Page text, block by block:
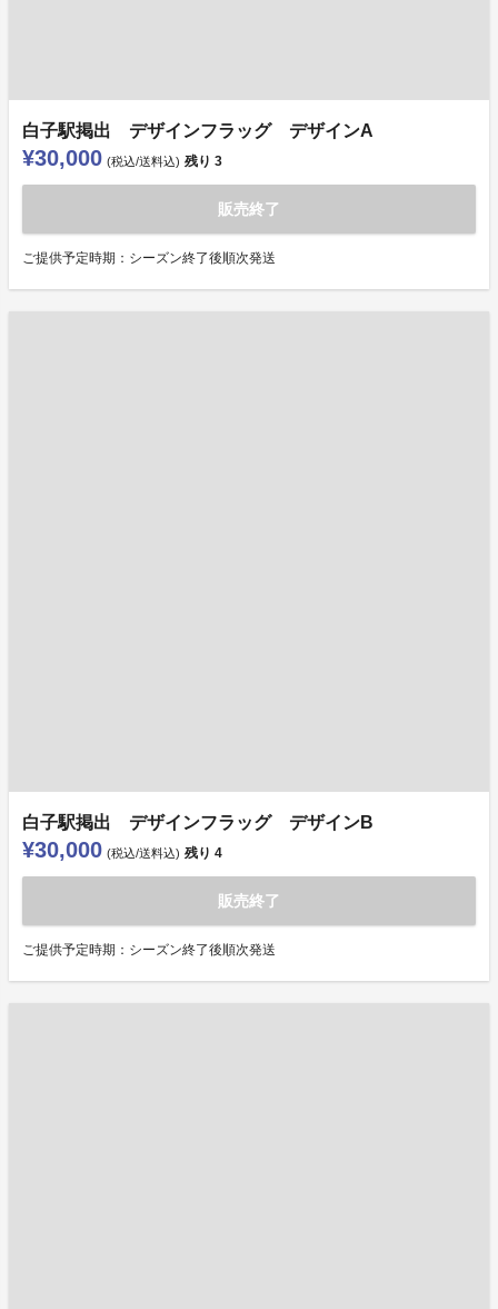
白子駅掲出 デザインフラッグ デザインA
¥30,000 (税込/送料込) 残り 3
販売終了
ご提供予定時期：シーズン終了後順次発送
白子駅掲出 デザインフラッグ デザインB
¥30,000 (税込/送料込) 残り 4
販売終了
ご提供予定時期：シーズン終了後順次発送